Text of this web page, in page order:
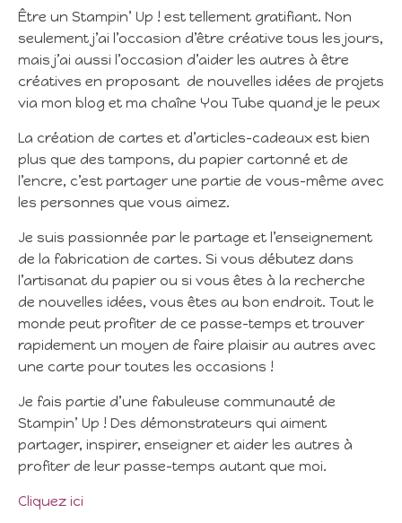
Être un Stampin’ Up ! est tellement gratifiant. Non
seulement j’ai l’occasion d’être créative tous les jours,
mais j’ai aussi l’occasion d’aider les autres à être
créatives en proposant de nouvelles idées de projets
via mon blog et ma chaîne You Tube quand je le peux
La création de cartes et d’articles-cadeaux est bien
plus que des tampons, du papier cartonné et de
l’encre, c’est partager une partie de vous-même avec
les personnes que vous aimez.
Je suis passionnée par le partage et l’enseignement
de la fabrication de cartes. Si vous débutez dans
l’artisanat du papier ou si vous êtes à la recherche
de nouvelles idées, vous êtes au bon endroit. Tout le
monde peut profiter de ce passe-temps et trouver
rapidement un moyen de faire plaisir au autres avec
une carte pour toutes les occasions !
Je fais partie d’une fabuleuse communauté de
Stampin’ Up ! Des démonstrateurs qui aiment
partager, inspirer, enseigner et aider les autres à
profiter de leur passe-temps autant que moi.
Cliquez ici